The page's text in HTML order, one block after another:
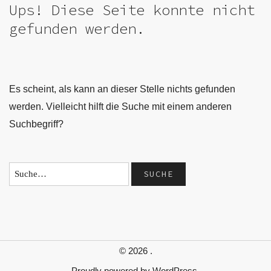
Ups! Diese Seite konnte nicht
gefunden werden.
Es scheint, als kann an dieser Stelle nichts gefunden
werden. Vielleicht hilft die Suche mit einem anderen
Suchbegriff?
© 2026 .